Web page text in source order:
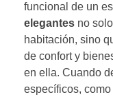
funcional de un
elegantes no
habitación, sino
de confort y
en ella. Cuando
específicos,